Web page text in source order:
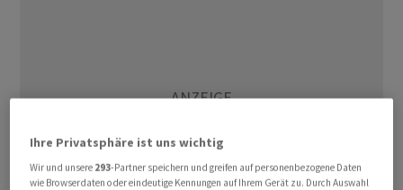
Ihre Privatsphäre ist uns wichtig
Wir und unsere 293-Partner speichern und greifen auf personenbezogene Daten
wie Browserdaten oder eindeutige Kennungen auf Ihrem Gerät zu. Durch Auswahl